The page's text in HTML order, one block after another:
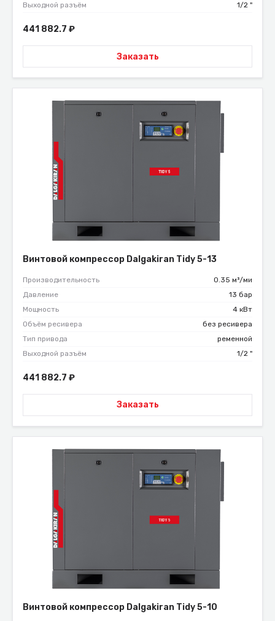
Выходной разъём
1/2 "
441 882.7 ₽
Заказать
Винтовой компрессор Dalgakiran Tidy 5-13
Производительность
0.35 м³/ми
Давление
13 бар
Мощность
4 кВт
Объём ресивера
без ресивера
Тип привода
ременной
Выходной разъём
1/2 "
441 882.7 ₽
Заказать
Винтовой компрессор Dalgakiran Tidy 5-10